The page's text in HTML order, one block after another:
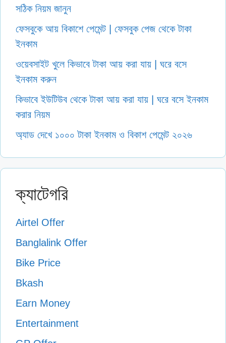
সঠিক নিয়ম জানুন
ফেসবুকে আয় বিকাশে পেমেন্ট | ফেসবুক পেজ থেকে টাকা
ইনকাম
ওয়েবসাইট খুলে কিভাবে টাকা আয় করা যায় | ঘরে বসে
ইনকাম করুন
কিভাবে ইউটিউব থেকে টাকা আয় করা যায় | ঘরে বসে ইনকাম
করার নিয়ম
অ্যাড দেখে ১০০০ টাকা ইনকাম ও বিকাশ পেমেন্ট ২০২৬
ক্যাটেগরি
Airtel Offer
Banglalink Offer
Bike Price
Bkash
Earn Money
Entertainment